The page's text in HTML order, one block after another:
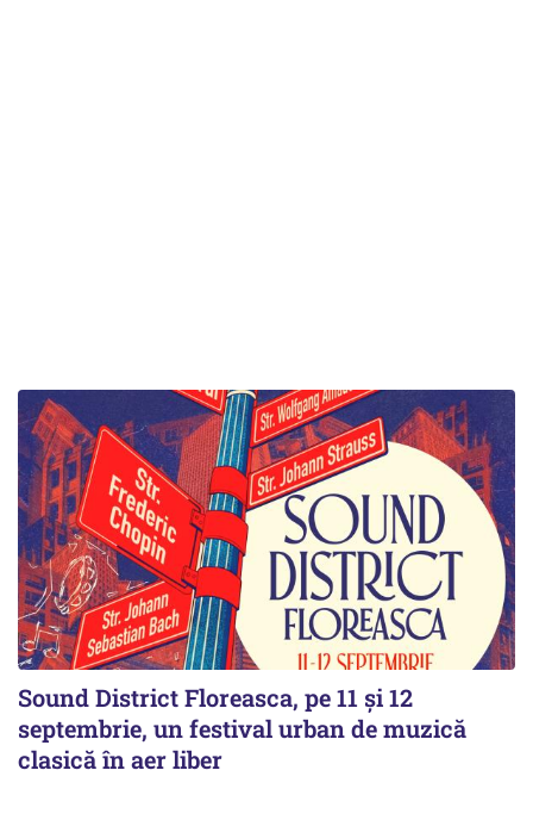
Sound District Floreasca, pe 11 și 12
septembrie, un festival urban de muzică
clasică în aer liber